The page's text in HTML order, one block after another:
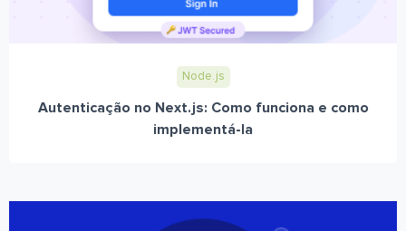
Node.js
Autenticação no Next.js: Como funciona e como
implementá-la